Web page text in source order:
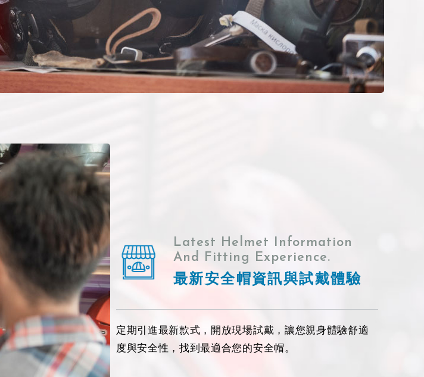
Latest Helmet Information
And Fitting Experience.
最新安全帽資訊與試戴體驗
定期引進最新款式，開放現場試戴，讓您親身體驗舒適
度與安全性，找到最適合您的安全帽。